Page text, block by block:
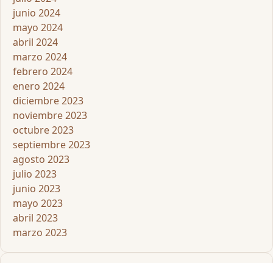
junio 2024
mayo 2024
abril 2024
marzo 2024
febrero 2024
enero 2024
diciembre 2023
noviembre 2023
octubre 2023
septiembre 2023
agosto 2023
julio 2023
junio 2023
mayo 2023
abril 2023
marzo 2023